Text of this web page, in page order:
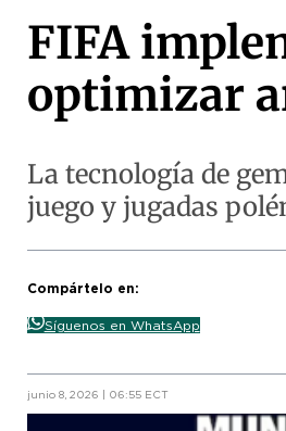
FIFA
optimizar
La tecnología de
juego y jugadas
Compártelo en:
Síguenos en WhatsApp
junio 8, 2026 | 06:55 ECT